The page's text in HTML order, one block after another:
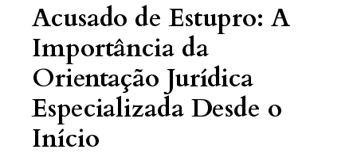
Acusado de Estupro: A
Importância da
Orientação Jurídica
Especializada Desde o
Início